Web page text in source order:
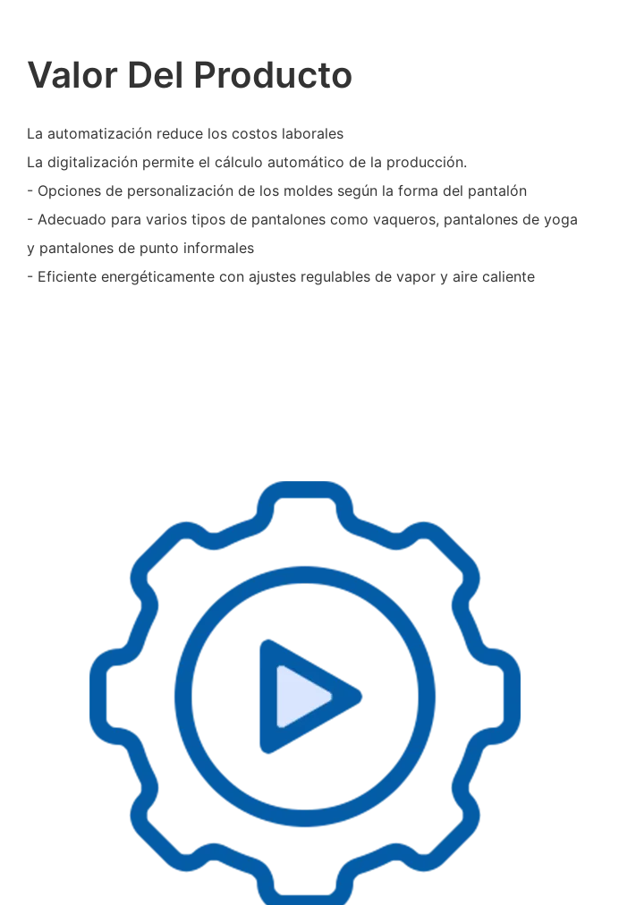
Valor Del Producto
La automatización reduce los costos laborales
La digitalización permite el cálculo automático de la producción.
- Opciones de personalización de los moldes según la forma del pantalón
- Adecuado para varios tipos de pantalones como vaqueros, pantalones de yoga
y pantalones de punto informales
- Eficiente energéticamente con ajustes regulables de vapor y aire caliente